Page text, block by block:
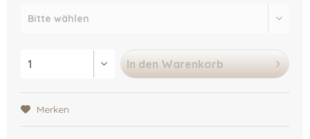
In den Warenkorb
Merken